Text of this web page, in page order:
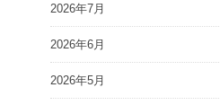
2026年7月
2026年6月
2026年5月